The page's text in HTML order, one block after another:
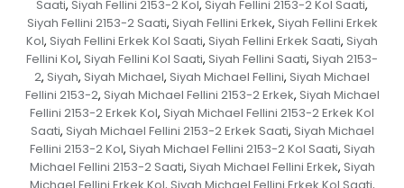
Saati, Siyah Fellini 2153-2 Kol, Siyah Fellini 2153-2 Kol Saati,
Siyah Fellini 2153-2 Saati, Siyah Fellini Erkek, Siyah Fellini Erkek
Kol, Siyah Fellini Erkek Kol Saati, Siyah Fellini Erkek Saati, Siyah
Fellini Kol, Siyah Fellini Kol Saati, Siyah Fellini Saati, Siyah 2153-
2, Siyah, Siyah Michael, Siyah Michael Fellini, Siyah Michael
Fellini 2153-2, Siyah Michael Fellini 2153-2 Erkek, Siyah Michael
Fellini 2153-2 Erkek Kol, Siyah Michael Fellini 2153-2 Erkek Kol
Saati, Siyah Michael Fellini 2153-2 Erkek Saati, Siyah Michael
Fellini 2153-2 Kol, Siyah Michael Fellini 2153-2 Kol Saati, Siyah
Michael Fellini 2153-2 Saati, Siyah Michael Fellini Erkek, Siyah
Michael Fellini Erkek Kol, Siyah Michael Fellini Erkek Kol Saati,